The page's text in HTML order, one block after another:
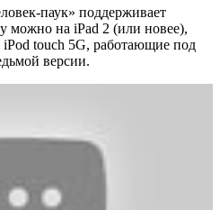
паук» поддерживает
можно на iPad 2 (или новее),
touch 5G, работающие под
версии.